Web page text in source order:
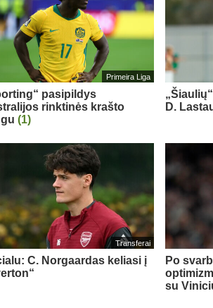
Primeira Liga
pasipildys
rinktinės krašto
(1)
D.
Transferai
C. Norgaardas keliasi į
Po
su